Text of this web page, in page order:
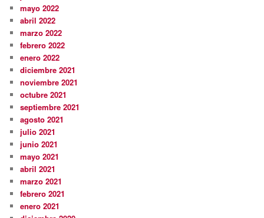
mayo 2022
abril 2022
marzo 2022
febrero 2022
enero 2022
diciembre 2021
noviembre 2021
octubre 2021
septiembre 2021
agosto 2021
julio 2021
junio 2021
mayo 2021
abril 2021
marzo 2021
febrero 2021
enero 2021